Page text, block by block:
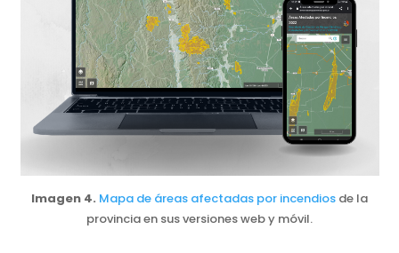
Imagen 4. Mapa de áreas afectadas por incendios de la
provincia en sus versiones web y móvil.